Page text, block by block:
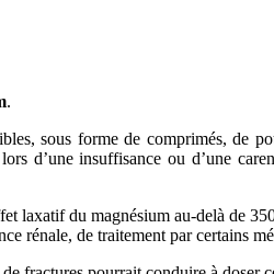
.
sous forme de comprimés, de
d’une insuffisance ou d’une
laxatif du magnésium au-delà de
rénale, de traitement par certains